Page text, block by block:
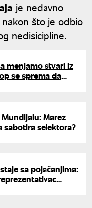
je nedavno
što je odbio
nedisicipline.
menjamo stvari iz
se sprema da
Marez
sabotira selektora?
sa pojačanjima: